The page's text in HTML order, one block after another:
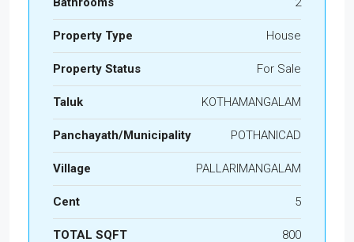
Property Type House
Property Status For Sale
Taluk KOTHAMANGALAM
Panchayath/Municipality POTHANICAD
Village PALLARIMANGALAM
Cent 5
TOTAL SQFT 800